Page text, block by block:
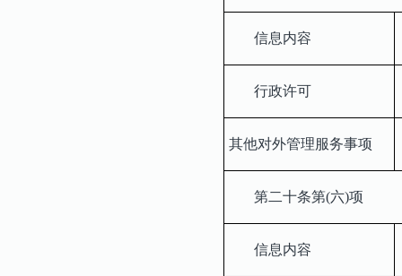
信息内容
行政许可
其他对外管理服务事项
第二十条第(六)项
信息内容